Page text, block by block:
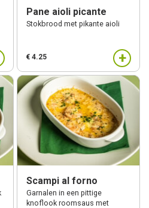
Order
Pane aioli picante
Stokbrood met pikante aioli
€ 4.25 +
Scampi al forno
Garnalen in een pittige
knoflook roomsaus met